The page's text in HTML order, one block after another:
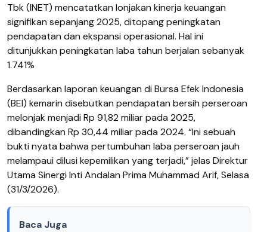
Tbk (INET) mencatatkan lonjakan kinerja keuangan
signifikan sepanjang 2025, ditopang peningkatan
pendapatan dan ekspansi operasional. Hal ini
ditunjukkan peningkatan laba tahun berjalan sebanyak
1.741%
Berdasarkan laporan keuangan di Bursa Efek Indonesia
(BEI) kemarin disebutkan pendapatan bersih perseroan
melonjak menjadi Rp 91,82 miliar pada 2025,
dibandingkan Rp 30,44 miliar pada 2024. “Ini sebuah
bukti nyata bahwa pertumbuhan laba perseroan jauh
melampaui dilusi kepemilikan yang terjadi,” jelas Direktur
Utama Sinergi Inti Andalan Prima Muhammad Arif, Selasa
(31/3/2026).
Baca Juga